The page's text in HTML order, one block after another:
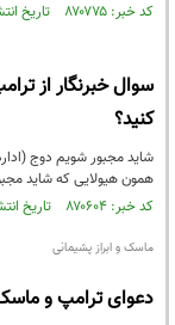
کد خبر: ۸۷۰۷۷۵ تاریخ انتشار : ۱۴۰۴/۰۴/۱۶
سوال خبرنگار از
کنید؟
شاید مجبور شویم دوج
همون هیولایی که شاید
کد خبر: ۸۷۰۶۰۴ تاریخ انتشار : ۱۴۰۴/۰۴/۱۰
ماسک و ابراز پشیمانی
دعوای ترامپ و